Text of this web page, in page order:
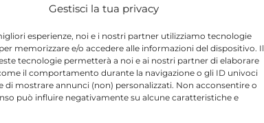
Gestisci la tua privacy
esperienze, noi e i nostri partner utilizziamo tecnologie
memorizzare e/o accedere alle informazioni del dispositivo. Il
tecnologie permetterà a noi e ai nostri partner di elaborare
il comportamento durante la navigazione o gli ID univoci
di mostrare annunci (non) personalizzati. Non acconsentire o
può influire negativamente su alcune caratteristiche e
Share